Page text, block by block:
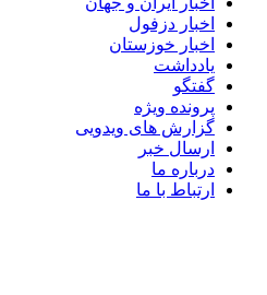
اخبار دزفول
اخبار خوزستان
یادداشت
گفتگو
پرونده ویژه
گزارش های ویدویی
ارسال خبر
درباره ما
ارتباط با ما